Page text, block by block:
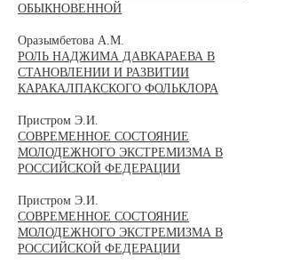
ОБЫКНОВЕННОЙ
Оразымбетова А.М.
РОЛЬ НАДЖИМА ДАВКАРАЕВА В
СТАНОВЛЕНИИ И РАЗВИТИИ
КАРАКАЛПАКСКОГО ФОЛЬКЛОРА
Пристром Э.И.
СОВРЕМЕННОЕ СОСТОЯНИЕ
МОЛОДЕЖНОГО ЭКСТРЕМИЗМА В
РОССИЙСКОЙ ФЕДЕРАЦИИ
Пристром Э.И.
СОВРЕМЕННОЕ СОСТОЯНИЕ
МОЛОДЕЖНОГО ЭКСТРЕМИЗМА В
РОССИЙСКОЙ ФЕДЕРАЦИИ